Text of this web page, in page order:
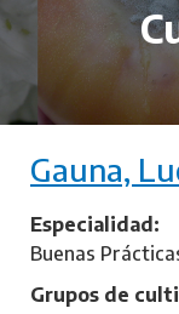
Gauna,
Especialidad
Buenas
Grupos de